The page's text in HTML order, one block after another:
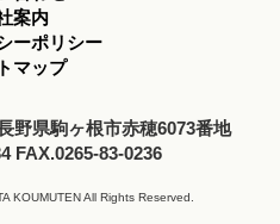
案内
ーポリシー
マップ
野県駒ヶ根市赤穂6073番地
FAX.0265-83-0236
KOUMUTEN All Rights Reserved.